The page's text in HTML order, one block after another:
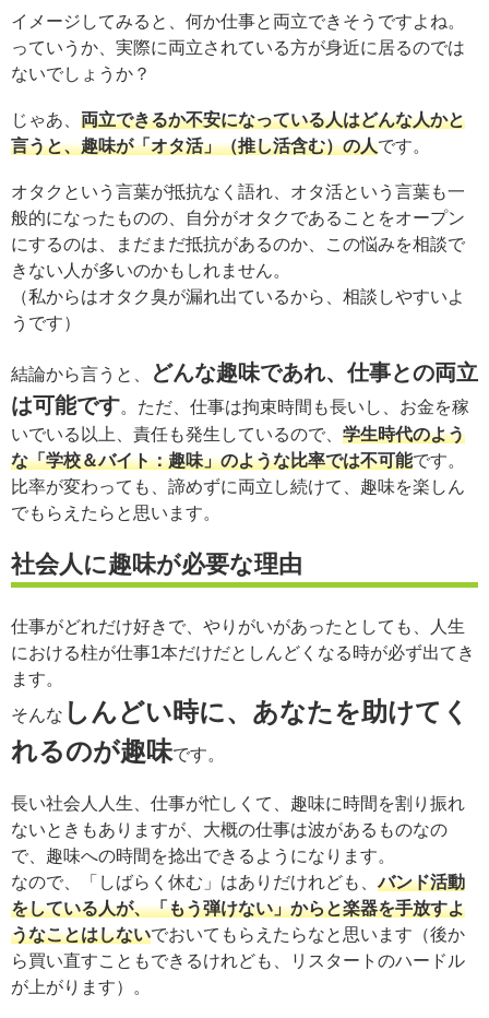
イメージしてみると、何か仕事と両立できそうですよね。
っていうか、実際に両立されている方が身近に居るのでは
ないでしょうか？
じゃあ、 両立できるか不安になっている人はどんな人かと
言うと、趣味が「オタ活」（推し活含む）の人です。
オタクという言葉が抵抗なく語れ、オタ活という言葉も一
般的になったものの、自分がオタクであることをオープン
にするのは、まだまだ抵抗があるのか、この悩みを相談で
きない人が多いのかもしれません。
（私からはオタク臭が漏れ出ているから、相談しやすいよ
うです）
結論から言うと、
どんな趣味であれ、仕事との両立
は可能です。ただ、仕事は拘束時間も長いし、お金を稼
いでいる以上、責任も発生しているので、 学生時代のよう
な「学校＆バイト：趣味」のような比率では不可能です。
比率が変わっても、諦めずに両立し続けて、趣味を楽しん
でもらえたらと思います。
社会人に趣味が必要な理由
仕事がどれだけ好きで、やりがいがあったとしても、人生
における柱が仕事1本だけだとしんどくなる時が必ず出てき
ます。
そんな しんどい時に、あなたを助けてく
れるのが趣味です。
長い社会人人生、仕事が忙しくて、趣味に時間を割り振れ
ないときもありますが、大概の仕事は波があるものなの
で、趣味への時間を捻出できるようになります。
なので、「しばらく休む」はありだけれども、バンド活動
をしている人が、「もう弾けない」からと楽器を手放すよ
うなことはしないでおいてもらえたらなと思います（後か
ら買い直すこともできるけれども、リスタートのハードル
が上がります）。